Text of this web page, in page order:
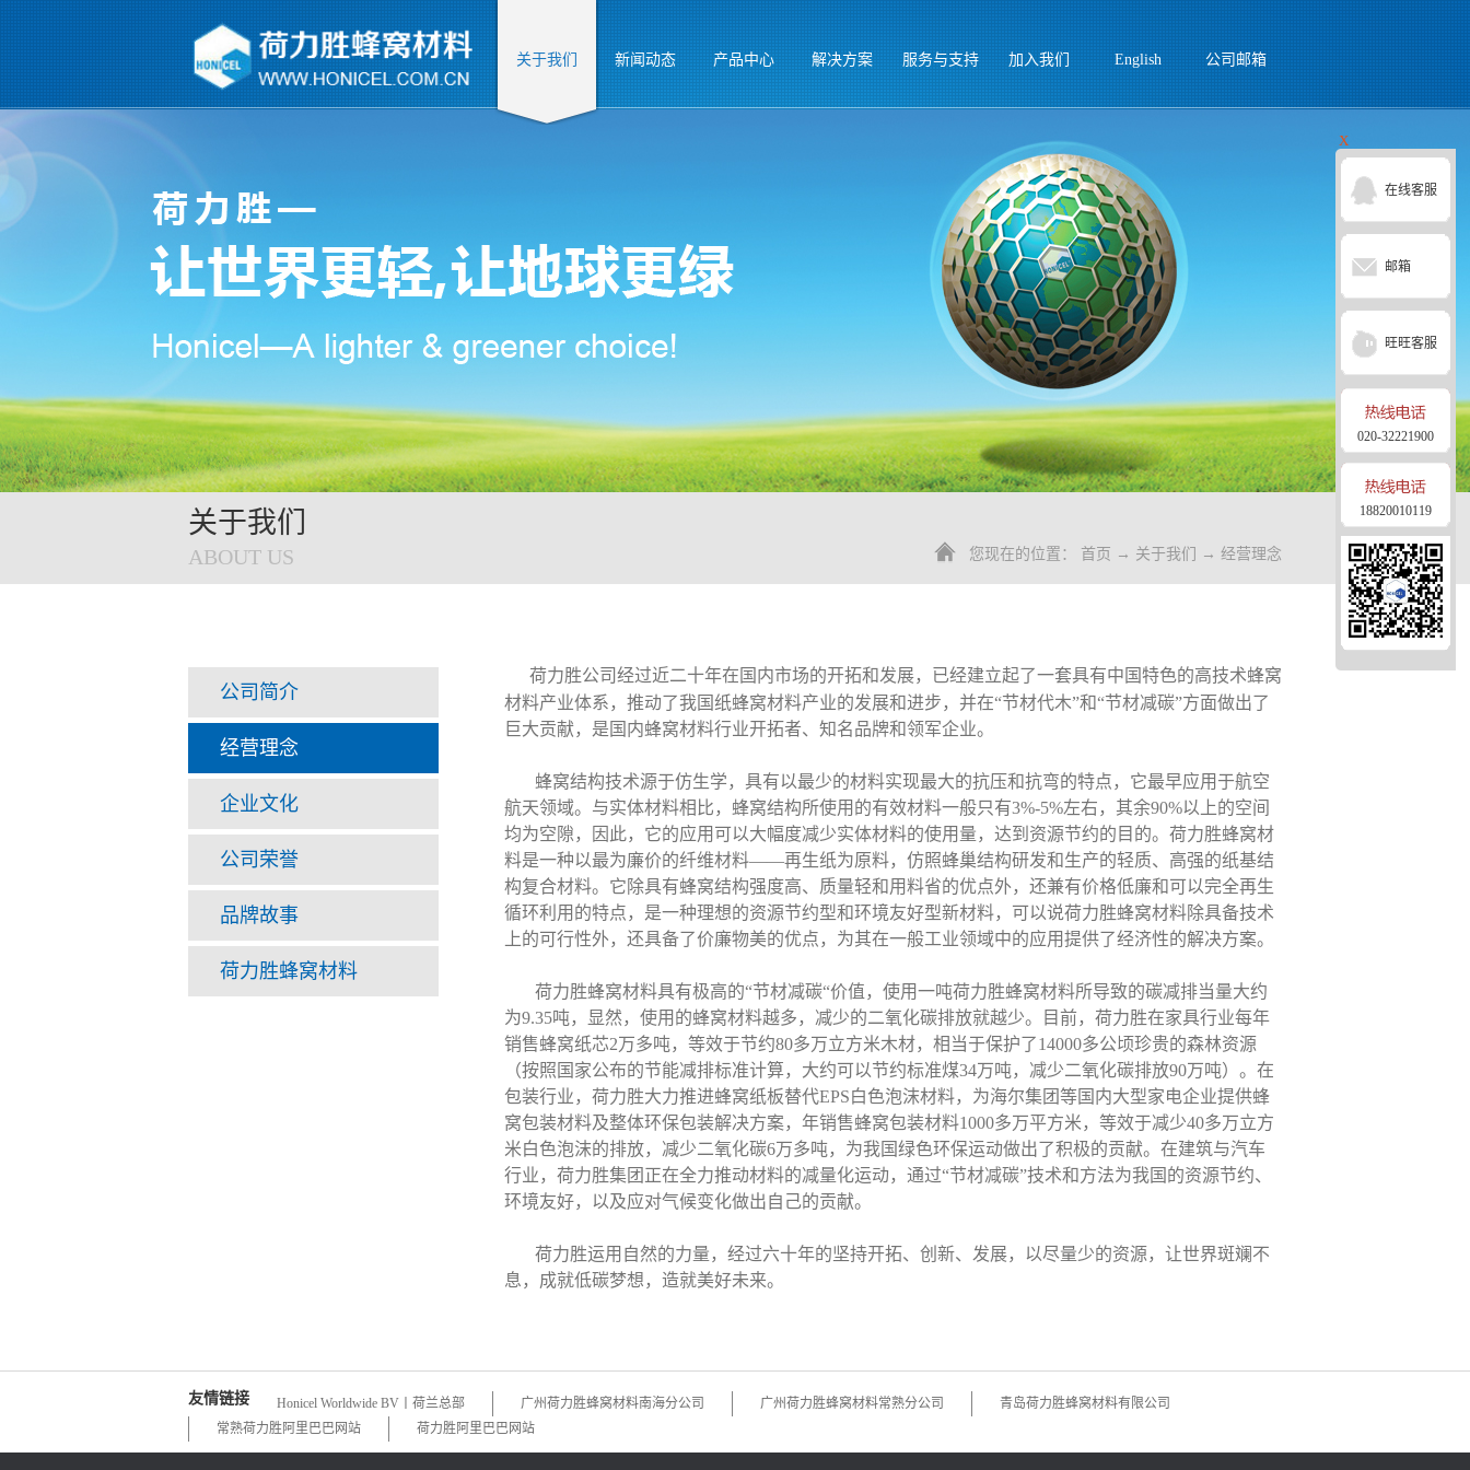
关于我们 新闻动态 产品中心 解决方案 服务与支持 加入我们 English 公司邮箱
关于我们
ABOUT US
公司简介
经营理念
企业文化
公司荣誉
品牌故事
荷力胜蜂窝材料
您现在的位置： 首页 → 关于我们 → 经营理念
荷力胜公司经过近二十年在国内市场的开拓和发展，已经建立起了一套具有中国特色的高技术蜂窝
材料产业体系，推动了我国纸蜂窝材料产业的发展和进步，并在“节材代木”和“节材减碳”方面做出了
巨大贡献，是国内蜂窝材料行业开拓者、知名品牌和领军企业。
蜂窝结构技术源于仿生学，具有以最少的材料实现最大的抗压和抗弯的特点，它最早应用于航空
航天领域。与实体材料相比，蜂窝结构所使用的有效材料一般只有3%-5%左右，其余90%以上的空间
均为空隙，因此，它的应用可以大幅度减少实体材料的使用量，达到资源节约的目的。荷力胜蜂窝材
料是一种以最为廉价的纤维材料——再生纸为原料，仿照蜂巢结构研发和生产的轻质、高强的纸基结
构复合材料。它除具有蜂窝结构强度高、质量轻和用料省的优点外，还兼有价格低廉和可以完全再生
循环利用的特点，是一种理想的资源节约型和环境友好型新材料，可以说荷力胜蜂窝材料除具备技术
上的可行性外，还具备了价廉物美的优点，为其在一般工业领域中的应用提供了经济性的解决方案。
荷力胜蜂窝材料具有极高的“节材减碳“价值，使用一吨荷力胜蜂窝材料所导致的碳减排当量大约
为9.35吨，显然，使用的蜂窝材料越多，减少的二氧化碳排放就越少。目前，荷力胜在家具行业每年
销售蜂窝纸芯2万多吨，等效于节约80多万立方米木材，相当于保护了14000多公顷珍贵的森林资源
（按照国家公布的节能减排标准计算，大约可以节约标准煤34万吨，减少二氧化碳排放90万吨）。在
包装行业，荷力胜大力推进蜂窝纸板替代EPS白色泡沫材料，为海尔集团等国内大型家电企业提供蜂
窝包装材料及整体环保包装解决方案，年销售蜂窝包装材料1000多万平方米，等效于减少40多万立方
米白色泡沫的排放，减少二氧化碳6万多吨，为我国绿色环保运动做出了积极的贡献。在建筑与汽车
行业，荷力胜集团正在全力推动材料的减量化运动，通过“节材减碳”技术和方法为我国的资源节约、
环境友好，以及应对气候变化做出自己的贡献。
荷力胜运用自然的力量，经过六十年的坚持开拓、创新、发展，以尽量少的资源，让世界斑斓不
息，成就低碳梦想，造就美好未来。
友情链接 Honicel Worldwide BV丨荷兰总部 广州荷力胜蜂窝材料南海分公司 广州荷力胜蜂窝材料常熟分公司
青岛荷力胜蜂窝材料有限公司
常熟荷力胜阿里巴巴网站
荷力胜阿里巴巴网站
X
在线客服
邮箱
旺旺客服
020-32221900
18820010119